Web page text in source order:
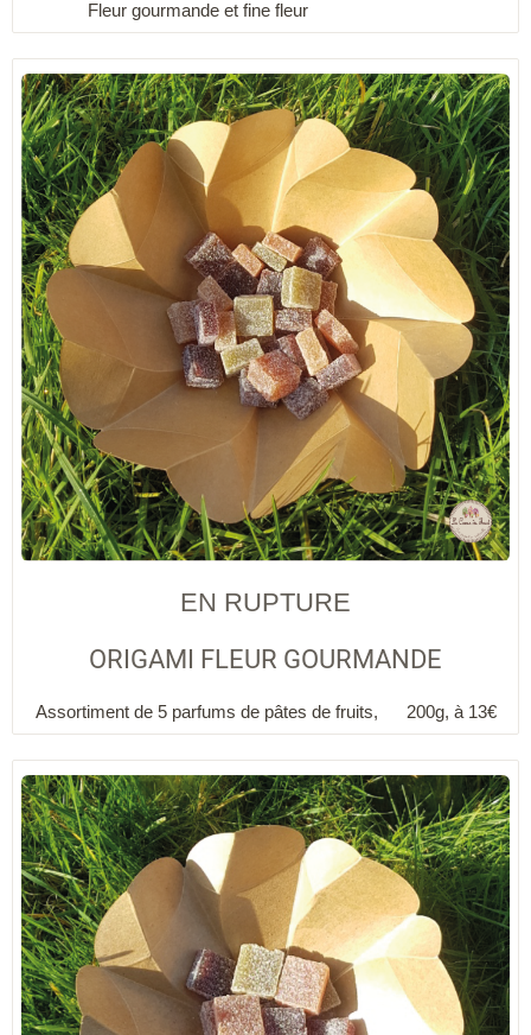
Fleur gourmande et fine fleur
EN RUPTURE
ORIGAMI FLEUR GOURMANDE
Assortiment de 5 parfums de pâtes de fruits, 200g, à 13€